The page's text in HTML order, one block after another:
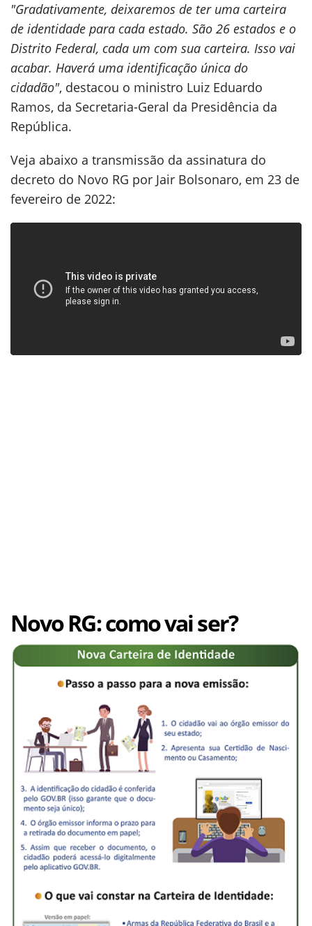
"Gradativamente, deixaremos de ter uma carteira
de identidade para cada estado. São 26 estados e o
Distrito Federal, cada um com sua carteira. Isso vai
acabar. Haverá uma identificação única do
cidadão", destacou o ministro Luiz Eduardo
Ramos, da Secretaria-Geral da Presidência da
República.
Veja abaixo a transmissão da assinatura do
decreto do Novo RG por Jair Bolsonaro, em 23 de
fevereiro de 2022:
Novo RG: como vai ser?